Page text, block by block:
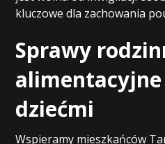
kluczowe dla zachowania
Sprawy
dziećmi
Wspieramy mieszkańców